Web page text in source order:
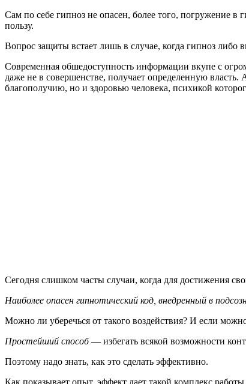
Сам по себе гипноз не опасен, более того, погружение в
пользу.
Вопрос защиты встает лишь в случае, когда гипноз
Современная обшедоступность информации вкупе с
даже не в совершенстве, получает определенную власть.
благополучию, но и здоровью человека, психикой
Сегодня слишком часты случаи, когда для достижения
Наиболее опасен гипнотический код, внедренный в
Можно ли уберечься от такого воздействия? И если
Простейший способ— избегать всякой возможности
Поэтому надо знать, как это сделать эффективно.
Как показывает опыт, эффект дает такой комплекс